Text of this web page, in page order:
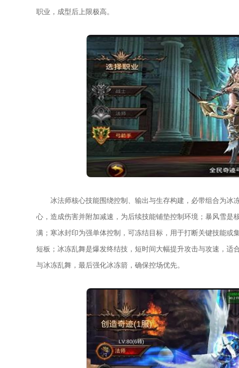
职业，成型后上限极高。
冰法师核心技能围绕控制、输出与生存构建，必带组合为
心，造成伤害并附加减速，为后续技能铺垫控制环境；暴风雪
满；寒冰封印为强单体控制，可冻结目标，用于打断关键技能
短板；冰冻乱舞是爆发终结技，短时间大幅提升攻击与攻速，
与冰冻乱舞，最后强化冰冻箭，确保控场优先。